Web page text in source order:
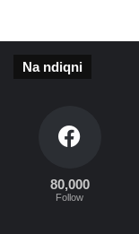
Na ndiqni
80,000
Follow